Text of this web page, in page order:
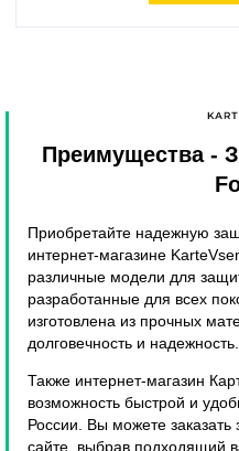
Преимущества-
Приобретайте надежную
интернет-магазине
различные модели для
разработанные для всех
изготовлена из прочных
долговечность и надежность.
Также интернет-магазин
возможность быстрой и
России. Вы можете
сайте, выбрав подходящий